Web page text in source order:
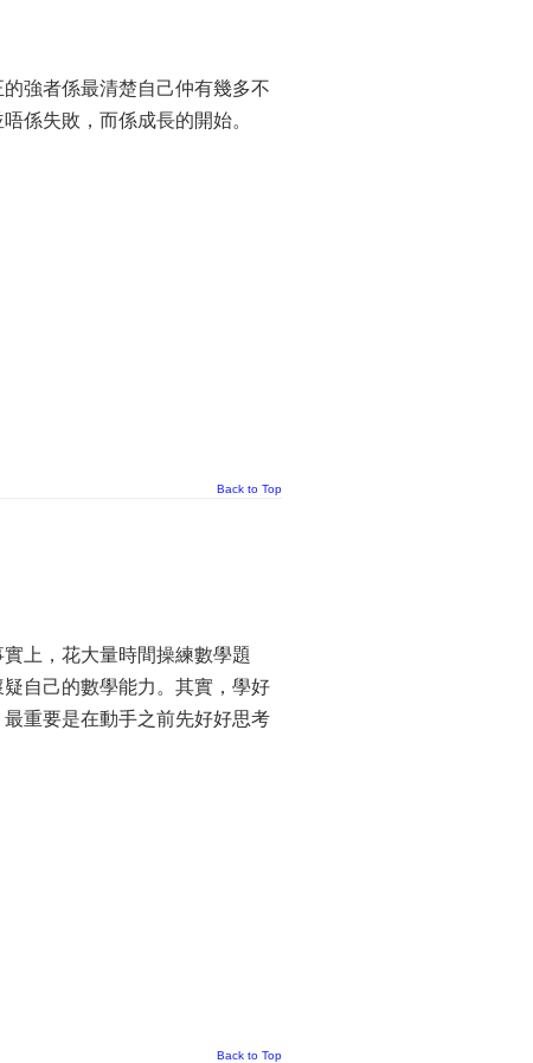
強者係最清楚自己仲有幾多不
係失敗，而係成長的開始。
Back to Top
上，花大量時間操練數學題
自己的數學能力。其實，學好
重要是在動手之前先好好思考
Back to Top